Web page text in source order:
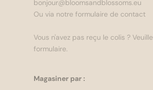
bonjour@bloomsandblossoms.eu
Ou via notreformulaire de contact
Vous n'avez pas reçu le colis ?
formulaire.
Magasiner par :